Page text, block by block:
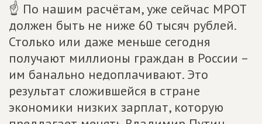
☝ По нашим расчётам, уже сейчас МРОТ
должен быть не ниже 60 тысяч рублей.
Столько или даже меньше сегодня
получают миллионы граждан в России –
им банально недоплачивают. Это
результат сложившейся в стране
экономики низких зарплат, которую